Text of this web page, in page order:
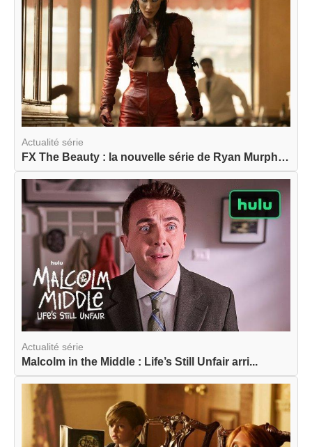
Actualité série
FX The Beauty : la nouvelle série de Ryan Murphy...
Actualité série
Malcolm in the Middle : Life’s Still Unfair arri...